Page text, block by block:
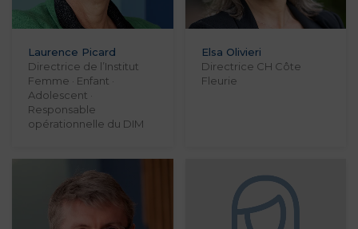
Laurence Picard
Directrice de l’Institut
Femme · Enfant ·
Adolescent ·
Responsable
opérationnelle du DIM
Elsa Olivieri
Directrice CH Côte
Fleurie